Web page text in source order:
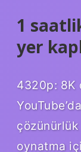
1
yer
4320p: 8K
oynatma